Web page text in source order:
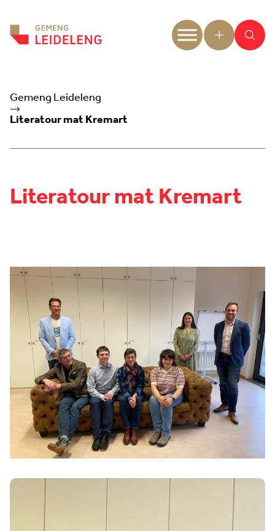
Gemeng Leideleng
Literatour mat Kremart
Literatour mat Kremart